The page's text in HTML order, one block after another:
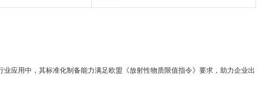
应用中，其标准化制备能力满足欧盟《放射性物质限值指令》要求，助力企业出